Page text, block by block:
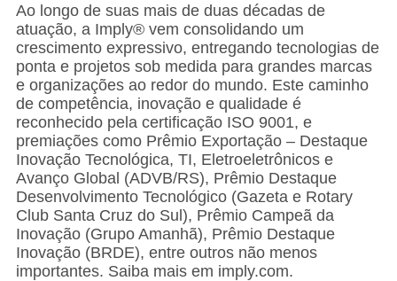
Ao longo de suas mais de duas décadas de
atuação, a Imply® vem consolidando um
crescimento expressivo, entregando tecnologias de
ponta e projetos sob medida para grandes marcas
e organizações ao redor do mundo. Este caminho
de competência, inovação e qualidade é
reconhecido pela certificação ISO 9001, e
premiações como Prêmio Exportação – Destaque
Inovação Tecnológica, TI, Eletroeletrônicos e
Avanço Global (ADVB/RS), Prêmio Destaque
Desenvolvimento Tecnológico (Gazeta e Rotary
Club Santa Cruz do Sul), Prêmio Campeã da
Inovação (Grupo Amanhã), Prêmio Destaque
Inovação (BRDE), entre outros não menos
importantes. Saiba mais em imply.com.